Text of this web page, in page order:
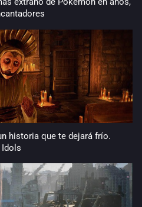
historia que te dejará frío.
Idols